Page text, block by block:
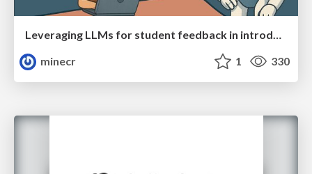
Leveraging LLMs for student feedback in introductory data science courses - posit::conf(2025)
minecr
1 330